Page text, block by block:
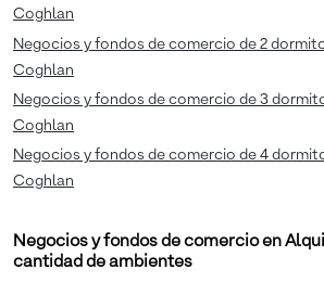
Coghlan
Negocios y fondos de comercio de 2
Coghlan
Negocios y fondos de comercio de 3
Coghlan
Negocios y fondos de comercio de 4
Coghlan
Negocios y fondos de comercio en
cantidad de ambientes